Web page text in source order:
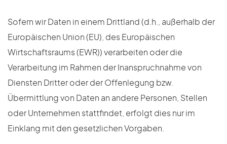
Sofern wir Daten in einem Drittland (d.h., außerhalb der
Europäischen Union (EU), des Europäischen
Wirtschaftsraums (EWR)) verarbeiten oder die
Verarbeitung im Rahmen der Inanspruchnahme von
Diensten Dritter oder der Offenlegung bzw.
Übermittlung von Daten an andere Personen, Stellen
oder Unternehmen stattfindet, erfolgt dies nur im
Einklang mit den gesetzlichen Vorgaben.